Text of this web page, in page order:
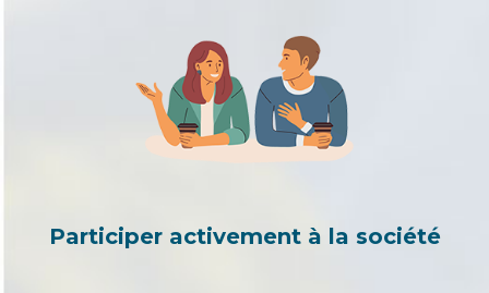
Participer activement à la société